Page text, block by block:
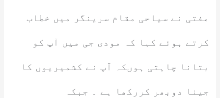
مفتی نے سیاحی مقام سرینگر میں خطاب
کرتے ہوئے کہا کہ مودی جی میں آپ کو
بتانا چاہتی ہوںکہ آپ نے کشمیریوں کا
جینا دوبھر کررکھا ہے ۔ جبکہ